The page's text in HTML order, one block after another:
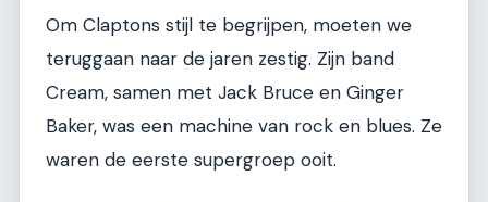
Om Claptons stijl te begrijpen, moeten we
teruggaan naar de jaren zestig. Zijn band
Cream, samen met Jack Bruce en Ginger
Baker, was een machine van rock en blues. Ze
waren de eerste supergroep ooit.